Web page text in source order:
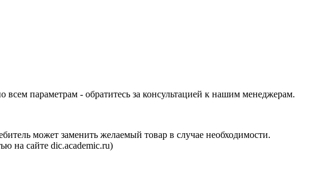
параметрам - обратитесь за консультацией к нашим менеджерам.
может заменить желаемый товар в случае необходимости.
на сайте dic.academic.ru)